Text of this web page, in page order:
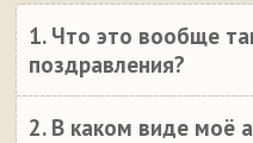
1. Что это вообще
поздравления?
2. В каком виде моё